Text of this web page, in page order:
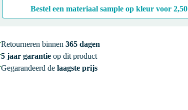
Bestel een materiaal sample op kleur voor2,50
Retourneren binnen 365 dagen
5 jaar garantieop dit product
Gegarandeerd de laagste prijs